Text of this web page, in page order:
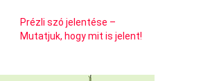
Prézli szó jelentése –
Mutatjuk, hogy mit is jelent!